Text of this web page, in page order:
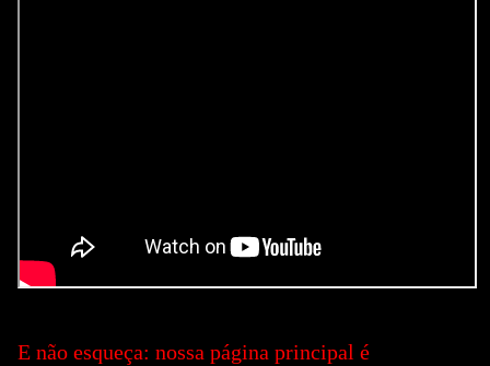
E não esqueça: nossa página principal é